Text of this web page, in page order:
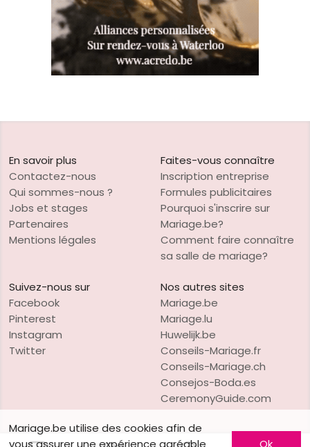
En savoir plus
Contactez-nous
Qui sommes-nous ?
Jobs et stages
Partenaires
Mentions légales
Faites-vous connaître
Inscription entreprise
Formules publicitaires
Pourquoi s'inscrire sur
Mariage.be?
Comment faire connaître
sa salle de mariage?
Suivez-nous sur
Facebook
Pinterest
Instagram
Twitter
Nos autres sites
Mariage.be
Mariage.lu
Huwelijk.be
Conseils-Mariage.fr
Conseils-Mariage.ch
Consejos-Boda.es
CeremonyGuide.com
Mariage.be utilise des cookies afin de
vous assurer une expérience agréable
Ok